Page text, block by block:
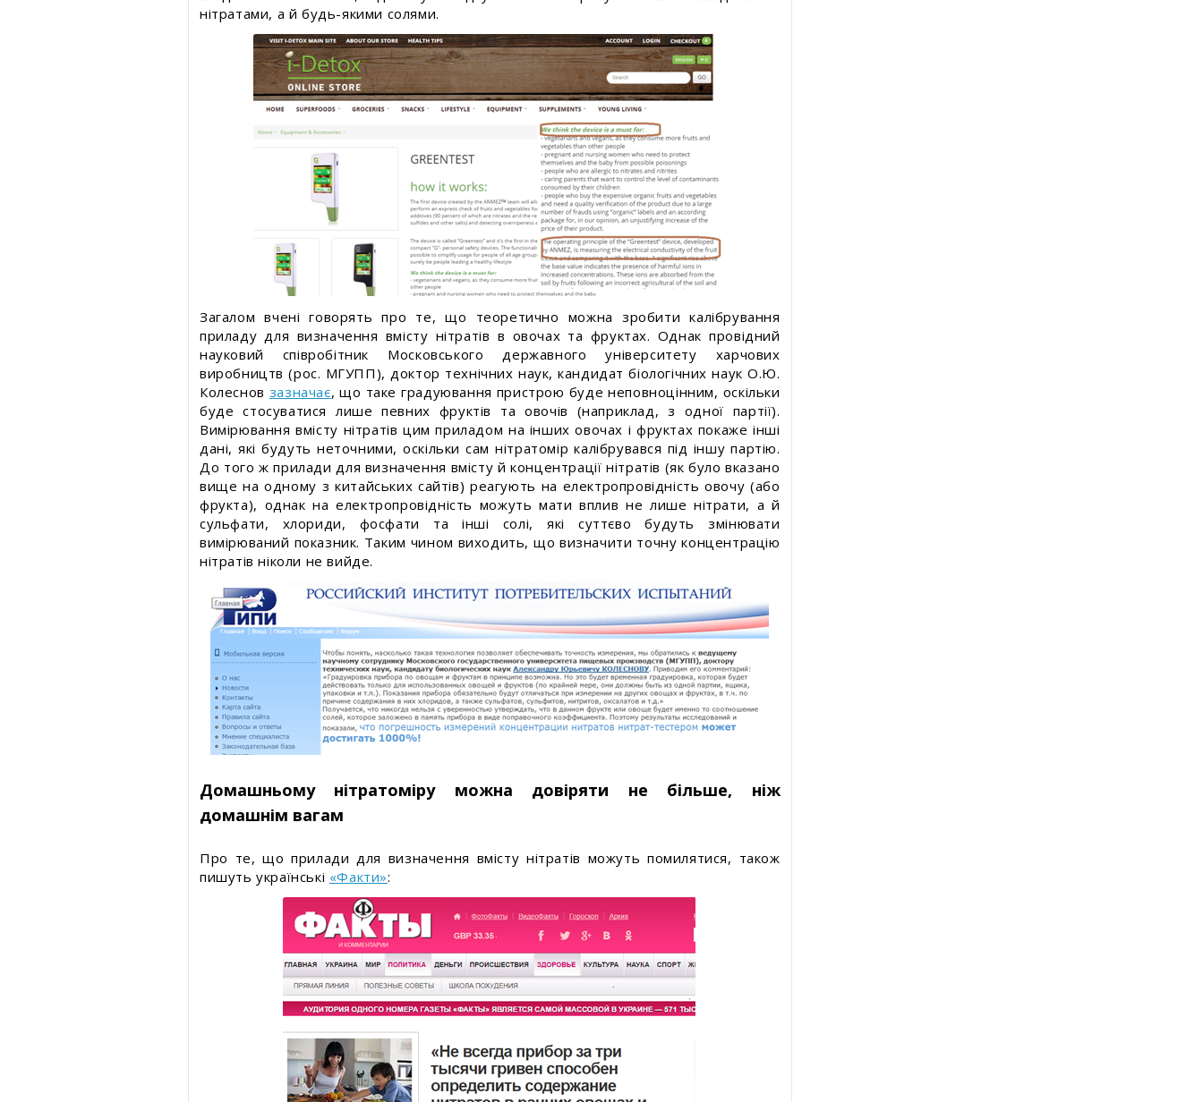
нітратами, а й будь-якими солями.
Загалом вчені говорять про те, що теоретично можна зробити калібрування
приладу для визначення вмісту нітратів в овочах та фруктах. Однак провідний
науковий співробітник Московського державного університету харчових
виробництв (рос. МГУПП), доктор технічних наук, кандидат біологічних наук О.Ю.
Колеснов зазначає, що таке градуювання пристрою буде неповноцінним, оскільки
буде стосуватися лише певних фруктів та овочів (наприклад, з одної партії).
Вимірювання вмісту нітратів цим приладом на інших овочах і фруктах покаже інші
дані, які будуть неточними, оскільки сам нітратомір калібрувався під іншу партію.
До того ж прилади для визначення вмісту й концентрації нітратів (як було вказано
вище на одному з китайських сайтів) реагують на електропровідність овочу (або
фрукта), однак на електропровідність можуть мати вплив не лише нітрати, а й
сульфати, хлориди, фосфати та інші солі, які суттєво будуть змінювати
вимірюваний показник. Таким чином виходить, що визначити точну концентрацію
нітратів ніколи не вийде.
Домашньому нітратоміру можна довіряти не більше, ніж
домашнім вагам
Про те, що прилади для визначення вмісту нітратів можуть помилятися, також
пишуть українські «Факти»: